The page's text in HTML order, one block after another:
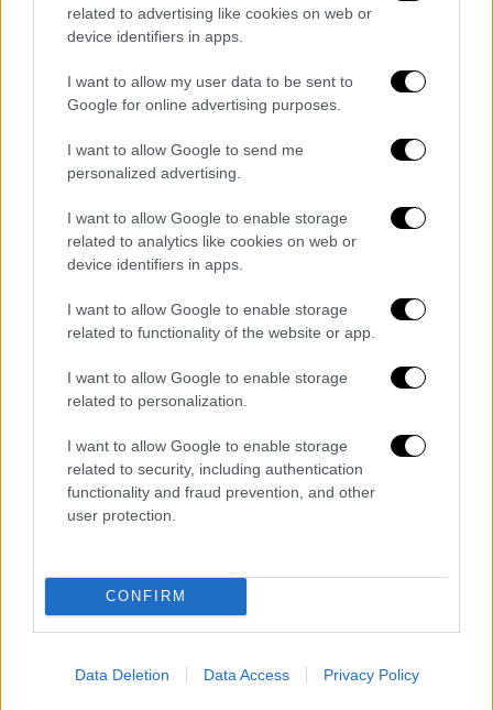
related to advertising like cookies on web or
device identifiers in apps.
I want to allow my user data to be sent to
Google for online advertising purposes.
I want to allow Google to send me
personalized advertising.
I want to allow Google to enable storage
related to analytics like cookies on web or
device identifiers in apps.
I want to allow Google to enable storage
related to functionality of the website or app.
I want to allow Google to enable storage
related to personalization.
I want to allow Google to enable storage
related to security, including authentication
functionality and fraud prevention, and other
user protection.
CONFIRM
Data Deletion Data Access Privacy Policy
Χρυσοί Σκούφοι 2022: Τα βραβευμένα
εστιατόρια, η βαθμολογία και η «zero
food waste» τελετή απονομής
To κλείσιμο της βραδιάς επεφύλαξε στους
προσκεκλημένους ένα αξέχαστο δείπνο
φτιαγμένο από «σκουπίδια».
Δημήτρης Σκαρμούτσος: «Μου έλεγαν